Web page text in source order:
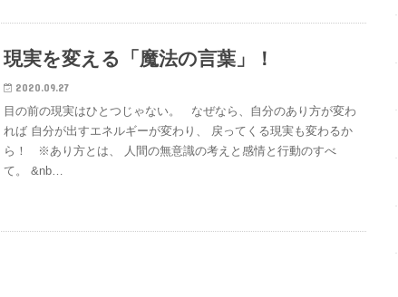
現実を変える「魔法の言葉」！
2020.09.27
目の前の現実はひとつじゃない。 なぜなら、自分のあり方が変わ
れば 自分が出すエネルギーが変わり、 戻ってくる現実も変わるか
ら！ ※あり方とは、 人間の無意識の考えと感情と行動のすべ
て。 &nb…